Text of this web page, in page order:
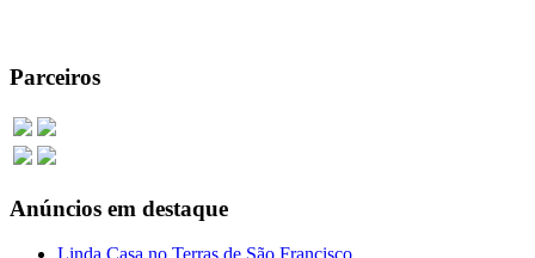
Parceiros
Anúncios em destaque